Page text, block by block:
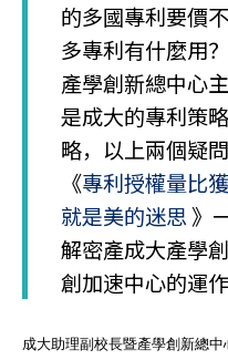
的多國專利要價
多專利有什麼用
產學創新總中心
是成大的專利策
略，以上兩個疑
《專利授權量比
就是美的迷思》
解密產成大產學
創加速中心的運作
成大助理副校長暨產學創新總